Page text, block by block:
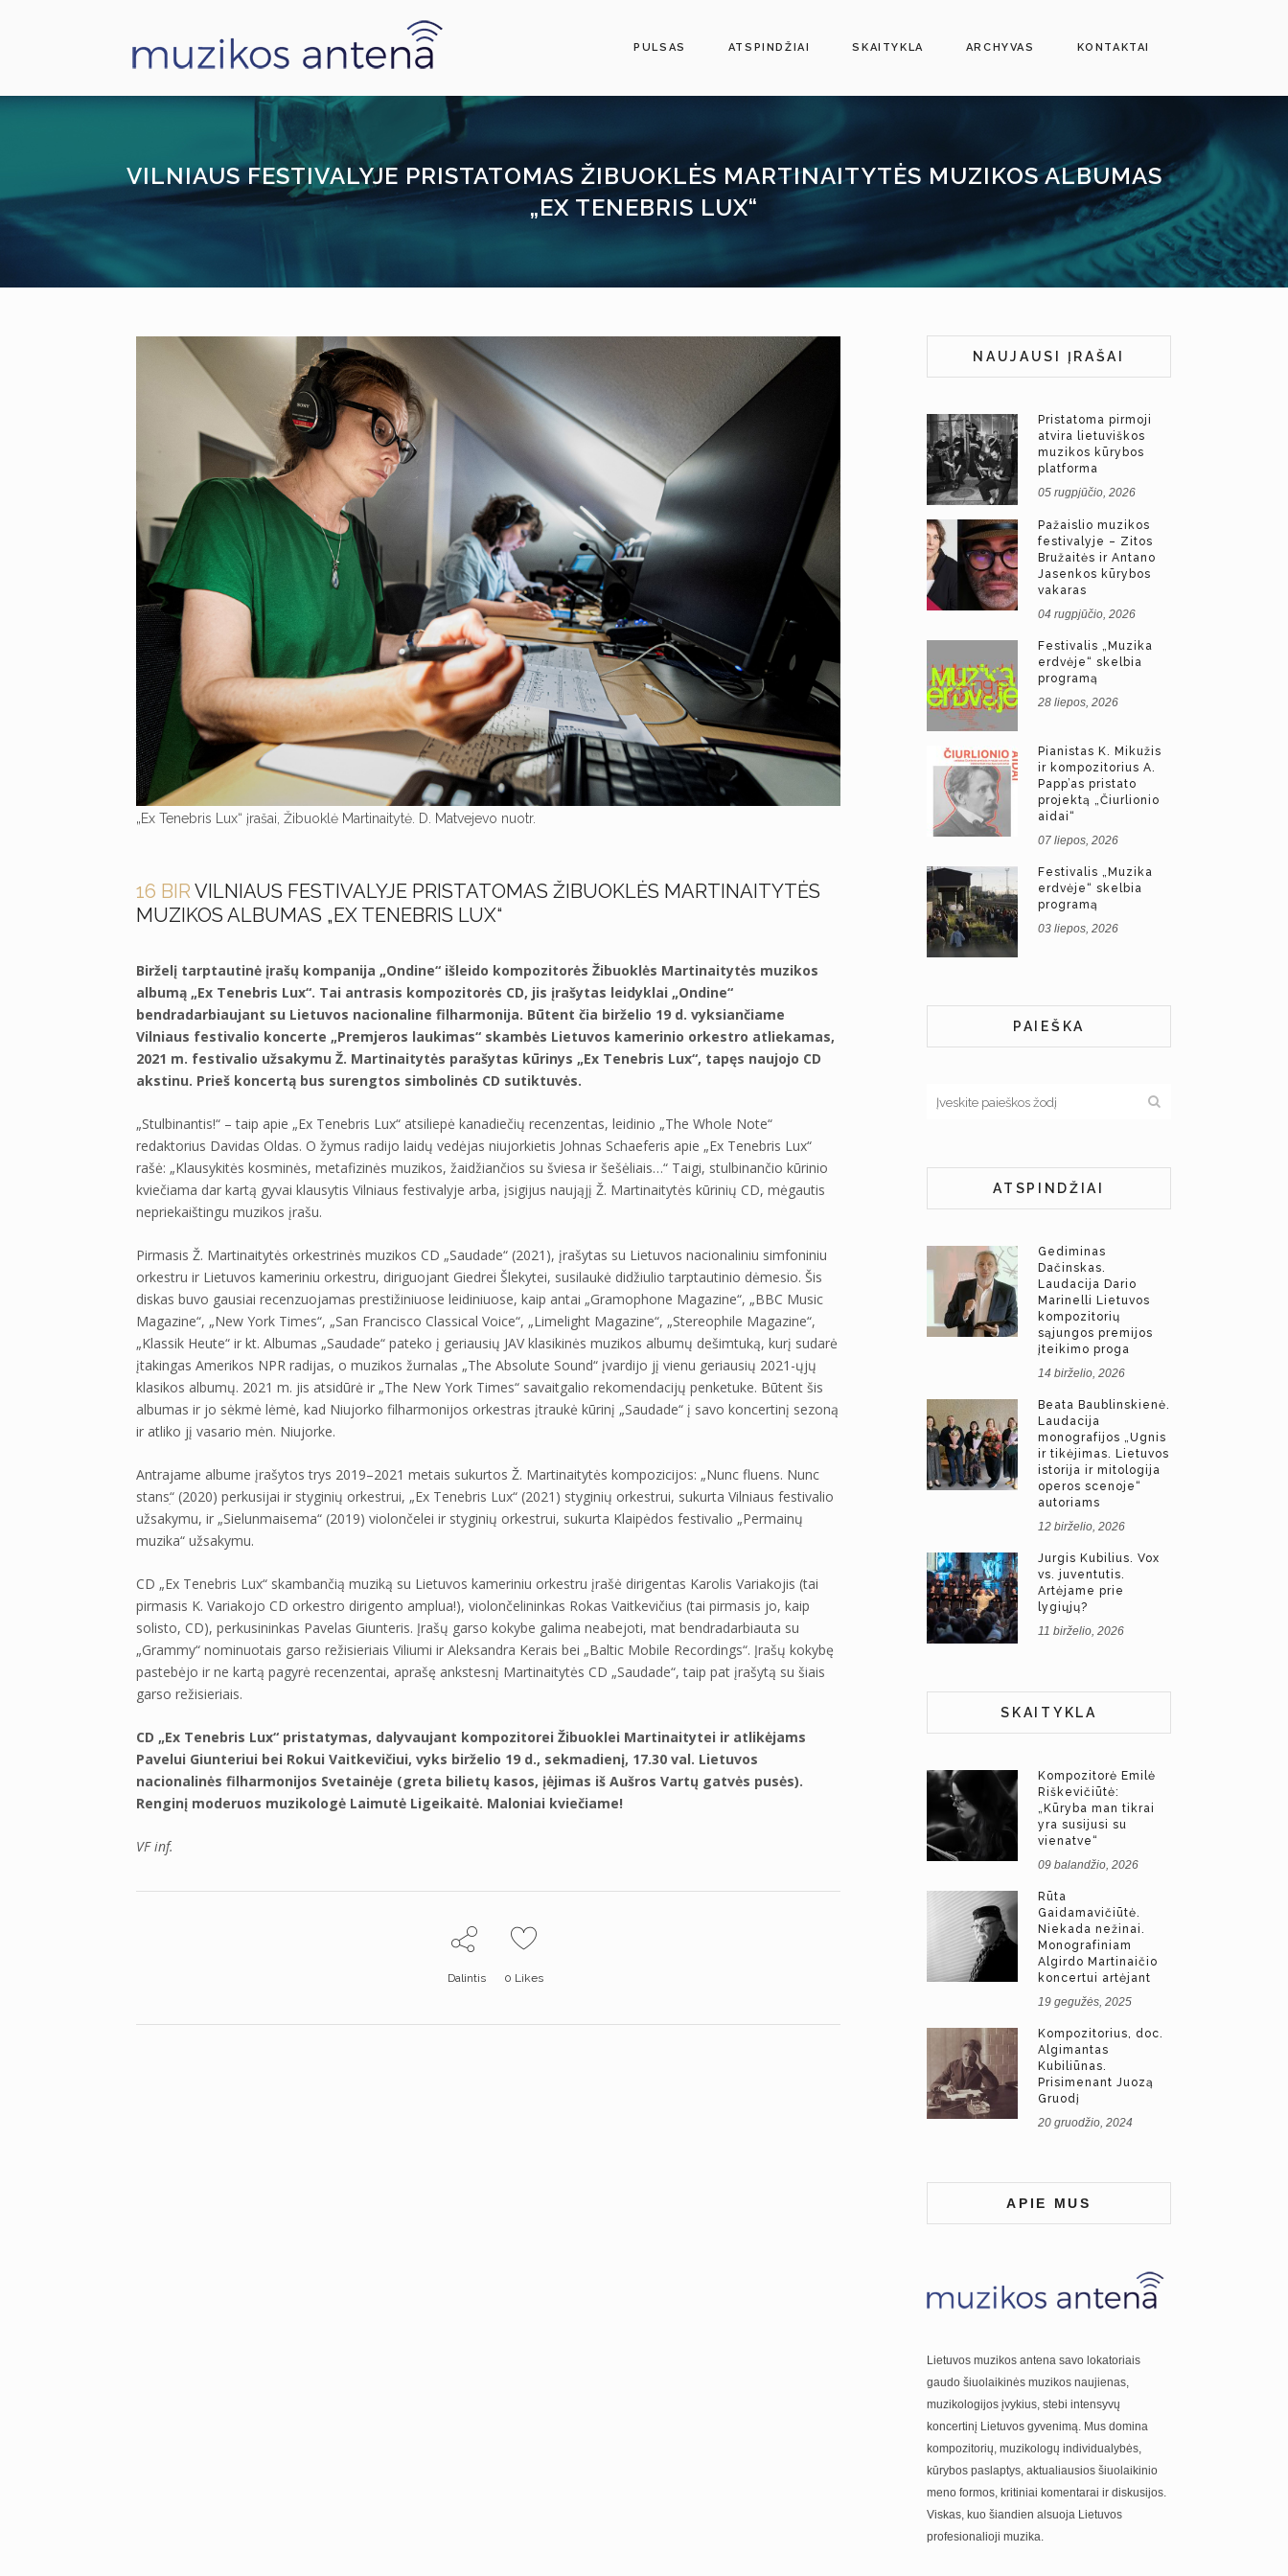
PULSAS ATSPINDŽIAI SKAITYKLA ARCHYVAS KONTAKTAI
VILNIAUS FESTIVALYJE PRISTATOMAS ŽIBUOKLĖS MARTINAITYTĖS MUZIKOS ALBUMAS
„EX TENEBRIS LUX“
„Ex Tenebris Lux“ įrašai, Žibuoklė Martinaitytė. D. Matvejevo nuotr.
16 BIR VILNIAUS FESTIVALYJE PRISTATOMAS ŽIBUOKLĖS MARTINAITYTĖS
MUZIKOS ALBUMAS „EX TENEBRIS LUX“
Birželį tarptautinė įrašų kompanija „Ondine“ išleido kompozitorės Žibuoklės Martinaitytės muzikos
albumą „Ex Tenebris Lux“. Tai antrasis kompozitorės CD, jis įrašytas leidyklai „Ondine“
bendradarbiaujant su Lietuvos nacionaline filharmonija. Būtent čia birželio 19 d. vyksiančiame
Vilniaus festivalio koncerte „Premjeros laukimas“ skambės Lietuvos kamerinio orkestro atliekamas,
2021 m. festivalio užsakymu Ž. Martinaitytės parašytas kūrinys „Ex Tenebris Lux“, tapęs naujojo CD
akstinu. Prieš koncertą bus surengtos simbolinės CD sutiktuvės.
„Stulbinantis!“ – taip apie „Ex Tenebris Lux“ atsiliepė kanadiečių recenzentas, leidinio „The Whole Note“
redaktorius Davidas Oldas. O žymus radijo laidų vedėjas niujorkietis Johnas Schaeferis apie „Ex Tenebris Lux“
rašė: „Klausykitės kosminės, metafizinės muzikos, žaidžiančios su šviesa ir šešėliais…“ Taigi, stulbinančio kūrinio
kviečiama dar kartą gyvai klausytis Vilniaus festivalyje arba, įsigijus naująjį Ž. Martinaitytės kūrinių CD, mėgautis
nepriekaištingu muzikos įrašu.
Pirmasis Ž. Martinaitytės orkestrinės muzikos CD „Saudade“ (2021), įrašytas su Lietuvos nacionaliniu simfoniniu
orkestru ir Lietuvos kameriniu orkestru, diriguojant Giedrei Šlekytei, susilaukė didžiulio tarptautinio dėmesio. Šis
diskas buvo gausiai recenzuojamas prestižiniuose leidiniuose, kaip antai „Gramophone Magazine“, „BBC Music
Magazine“, „New York Times“, „San Francisco Classical Voice“, „Limelight Magazine“, „Stereophile Magazine“,
„Klassik Heute“ ir kt. Albumas „Saudade“ pateko į geriausių JAV klasikinės muzikos albumų dešimtuką, kurį sudarė
įtakingas Amerikos NPR radijas, o muzikos žurnalas „The Absolute Sound“ įvardijo jį vienu geriausių 2021-ųjų
klasikos albumų. 2021 m. jis atsidūrė ir „The New York Times“ savaitgalio rekomendacijų penketuke. Būtent šis
albumas ir jo sėkmė lėmė, kad Niujorko filharmonijos orkestras įtraukė kūrinį „Saudade“ į savo koncertinį sezoną
ir atliko jį vasario mėn. Niujorke.
Antrajame albume įrašytos trys 2019–2021 metais sukurtos Ž. Martinaitytės kompozicijos: „Nunc fluens. Nunc
stansׅ“ (2020) perkusijai ir styginių orkestrui, „Ex Tenebris Lux“ (2021) styginių orkestrui, sukurta Vilniaus festivalio
užsakymu, ir „Sielunmaisema“ (2019) violončelei ir styginių orkestrui, sukurta Klaipėdos festivalio „Permainų
muzika“ užsakymu.
CD „Ex Tenebris Lux“ skambančią muziką su Lietuvos kameriniu orkestru įrašė dirigentas Karolis Variakojis (tai
pirmasis K. Variakojo CD orkestro dirigento amplua!), violončelininkas Rokas Vaitkevičius (tai pirmasis jo, kaip
solisto, CD), perkusininkas Pavelas Giunteris. Įrašų garso kokybe galima neabejoti, mat bendradarbiauta su
„Grammy“ nominuotais garso režisieriais Viliumi ir Aleksandra Kerais bei „Baltic Mobile Recordings“. Įrašų kokybę
pastebėjo ir ne kartą pagyrė recenzentai, aprašę ankstesnį Martinaitytės CD „Saudade“, taip pat įrašytą su šiais
garso režisieriais.
CD „Ex Tenebris Lux“ pristatymas, dalyvaujant kompozitorei Žibuoklei Martinaitytei ir atlikėjams
Pavelui Giunteriui bei Rokui Vaitkevičiui, vyks birželio 19 d., sekmadienį, 17.30 val. Lietuvos
nacionalinės filharmonijos Svetainėje (greta bilietų kasos, įėjimas iš Aušros Vartų gatvės pusės).
Renginį moderuos muzikologė Laimutė Ligeikaitė. Maloniai kviečiame!
VF inf.
Dalintis 0 Likes
NAUJAUSI ĮRAŠAI
Pristatoma pirmoji
atvira lietuviškos
muzikos kūrybos
platforma
05 rugpjūčio, 2026
Pažaislio muzikos
festivalyje – Zitos
Bružaitės ir Antano
Jasenkos kūrybos
vakaras
04 rugpjūčio, 2026
Festivalis „Muzika
erdvėje“ skelbia
programą
28 liepos, 2026
Pianistas K. Mikužis
ir kompozitorius A.
Papp’as pristato
projektą „Čiurlionio
aidai“
07 liepos, 2026
Festivalis „Muzika
erdvėje“ skelbia
programą
03 liepos, 2026
PAIEŠKA
ATSPINDŽIAI
Gediminas
Dačinskas.
Laudacija Dario
Marinelli Lietuvos
kompozitorių
sąjungos premijos
įteikimo proga
14 birželio, 2026
Beata Baublinskienė.
Laudacija
monografijos „Ugnis
ir tikėjimas. Lietuvos
istorija ir mitologija
operos scenoje“
autoriams
12 birželio, 2026
Jurgis Kubilius. Vox
vs. juventutis.
Artėjame prie
lygiųjų?
11 birželio, 2026
SKAITYKLA
Kompozitorė Emilė
Riškevičiūtė:
„Kūryba man tikrai
yra susijusi su
vienatve“
09 balandžio, 2026
Rūta
Gaidamavičiūtė.
Niekada nežinai.
Monografiniam
Algirdo Martinaičio
koncertui artėjant
19 gegužės, 2025
Kompozitorius, doc.
Algimantas
Kubiliūnas.
Prisimenant Juozą
Gruodį
20 gruodžio, 2024
APIE MUS
Lietuvos muzikos antena savo lokatoriais
gaudo šiuolaikinės muzikos naujienas,
muzikologijos įvykius, stebi intensyvų
koncertinį Lietuvos gyvenimą. Mus domina
kompozitorių, muzikologų individualybės,
kūrybos paslaptys, aktualiausios šiuolaikinio
meno formos, kritiniai komentarai ir diskusijos.
Viskas, kuo šiandien alsuoja Lietuvos
profesionalioji muzika.